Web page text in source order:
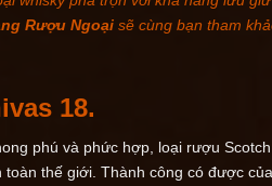
Rượu Ngoại sẽ cùng bạn tham
18.
phú và phức hợp, loại rượu
thế giới. Thành công có được